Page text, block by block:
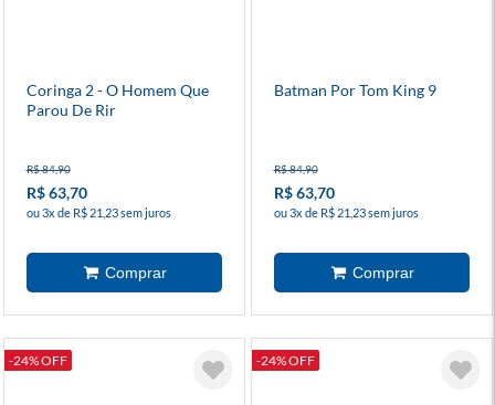
Coringa 2 - O Homem Que
Parou De Rir
R$ 84,90
R$ 63,70
ou 3x de R$ 21,23 sem juros
Batman Por Tom King 9
R$ 84,90
R$ 63,70
ou 3x de R$ 21,23 sem juros
-24% OFF -24% OFF